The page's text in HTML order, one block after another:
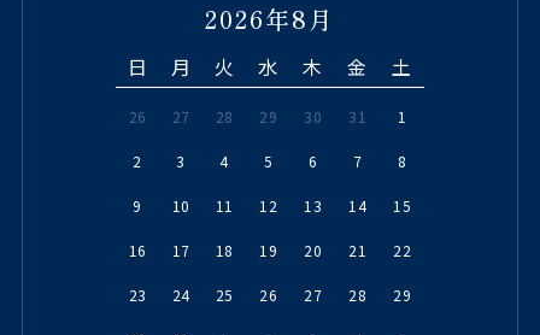
2026年8月
日 月 火 水 木 金 土
26 27 28 29 30 31 1
2 3 4 5 6 7 8
9 10 11 12 13 14 15
16 17 18 19 20 21 22
23 24 25 26 27 28 29